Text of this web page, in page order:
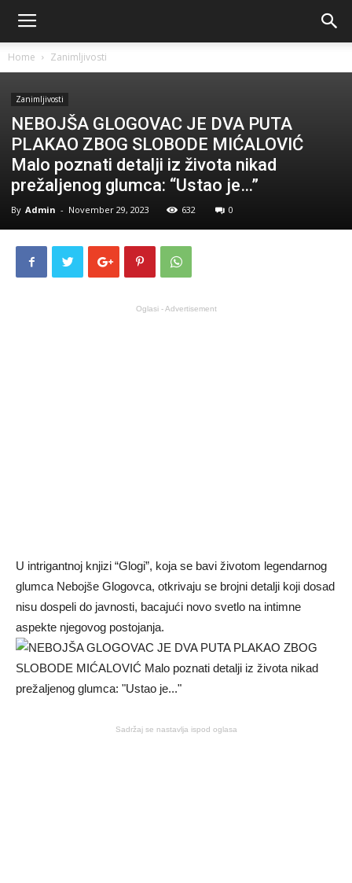
Home Zanimljivosti
Zanimljivosti
NEBOJŠA GLOGOVAC JE DVA PUTA
PLAKAO ZBOG SLOBODE MIĆALOVIĆ
Malo poznati detalji iz života nikad
prežaljenog glumca: “Ustao je…”
By Admin - November 29, 2023 632 0
Oglasi - Advertisement
U intrigantnoj knjizi “Glogi”, koja se bavi životom legendarnog
glumca Nebojše Glogovca, otkrivaju se brojni detalji koji dosad
nisu dospeli do javnosti, bacajući novo svetlo na intimne
aspekte njegovog postojanja.
Sadržaj se nastavlja ispod oglasa